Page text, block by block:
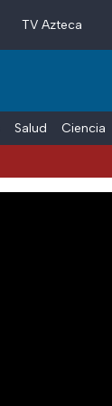
TV Azteca
Salud Ciencia